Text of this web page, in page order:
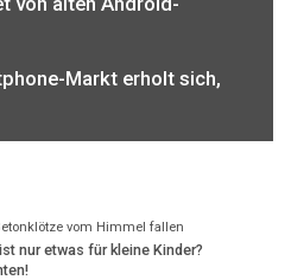
Markt erholt sich,
vom Himmel fallen
nur etwas für kleine Kinder?